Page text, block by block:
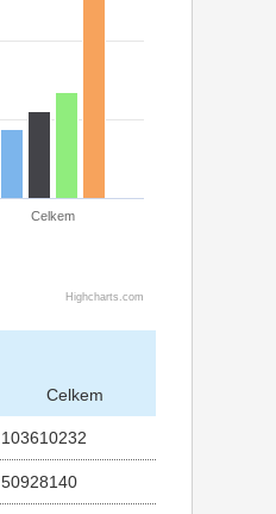
Celkem
Highcharts.com
Celkem
103610232
50928140